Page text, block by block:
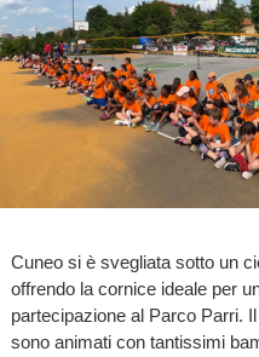
Cuneo si è svegliata sotto un
offrendo la cornice ideale per
partecipazione al Parco Parri.
sono animati con tantissimi